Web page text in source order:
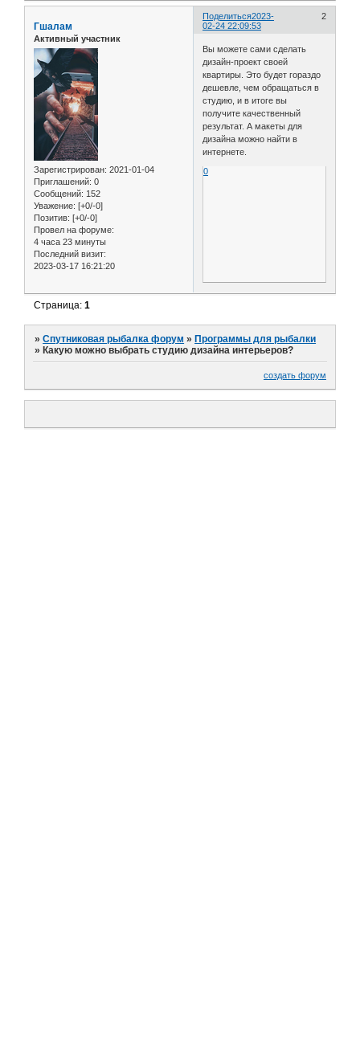
Поделиться 2
2023-
02-24 22:09:53
Гшалам
Активный участник
Зарегистрирован: 2021-01-04
Приглашений: 0
Сообщений: 152
Уважение: [+0/-0]
Позитив: [+0/-0]
Провел на форуме:
4 часа 23 минуты
Последний визит:
2023-03-17 16:21:20
Вы можете сами сделать
дизайн-проект своей
квартиры. Это будет гораздо
дешевле, чем обращаться в
студию, и в итоге вы
получите качественный
результат. А макеты для
дизайна можно найти в
интернете.
0
Страница:1
»Спутниковая рыбалка форум »Программы для рыбалки
»Какую можно выбрать студию дизайна интерьеров?
создать форум